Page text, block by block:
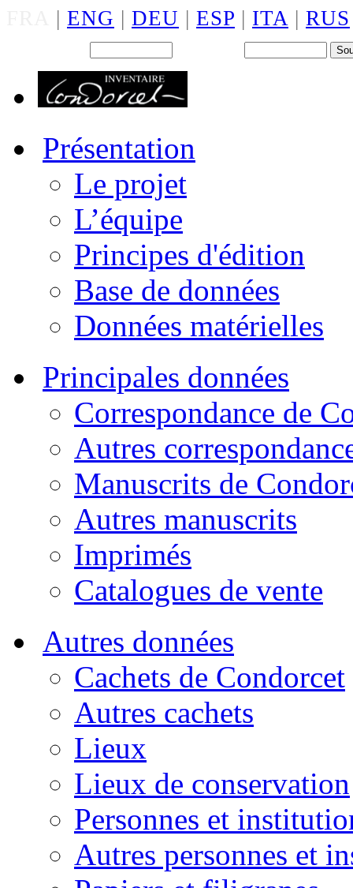
| ENG | DEU | ESP | ITA | RUS
Présentation
Le projet
L’équipe
Principes d'édition
Base de données
Données matérielles
Principales données
Correspondance de
Autres
Manuscrits de
Autres manuscrits
Imprimés
Catalogues de vente
Autres données
Cachets de Condorcet
Autres cachets
Lieux
Lieux de conservation
Personnes et
Autres personnes et